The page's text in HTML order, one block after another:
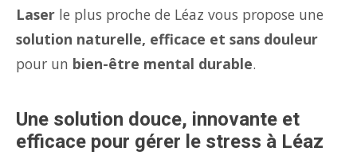
Laser le plus proche de Léaz vous propose une
solution naturelle, efficace et sans douleur
pour un bien-être mental durable.
Une solution douce, innovante et
efficace pour gérer le stress à Léaz